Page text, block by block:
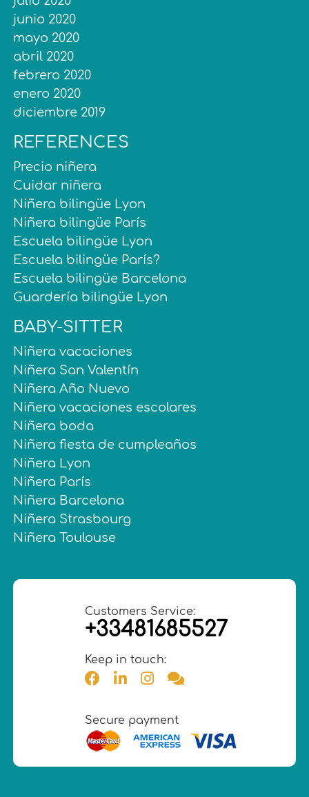
junio 2020
mayo 2020
abril 2020
febrero 2020
enero 2020
diciembre 2019
REFERENCES
Precio niñera
Cuidar niñera
Niñera bilingüe Lyon
Niñera bilingüe París
Escuela bilingüe Lyon
Escuela bilingüe París?
Escuela bilingüe Barcelona
Guardería bilingüe Lyon
BABY-SITTER
Niñera vacaciones
Niñera San Valentín
Niñera Año Nuevo
Niñera vacaciones escolares
Niñera boda
Niñera fiesta de cumpleaños
Niñera Lyon
Niñera París
Niñera Barcelona
Niñera Strasbourg
Niñera Toulouse
Customers Service:
+33481685527
Keep in touch:
Secure payment